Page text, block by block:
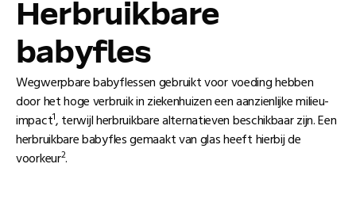
Herbruikbare
babyfles
Wegwerpbare babyflessen gebruikt voor voeding hebben
door het hoge verbruik in ziekenhuizen een aanzienlijke milieu-
impact1, terwijl herbruikbare alternatieven beschikbaar zijn. Een
herbruikbare babyfles gemaakt van glas heeft hierbij de
voorkeur2.